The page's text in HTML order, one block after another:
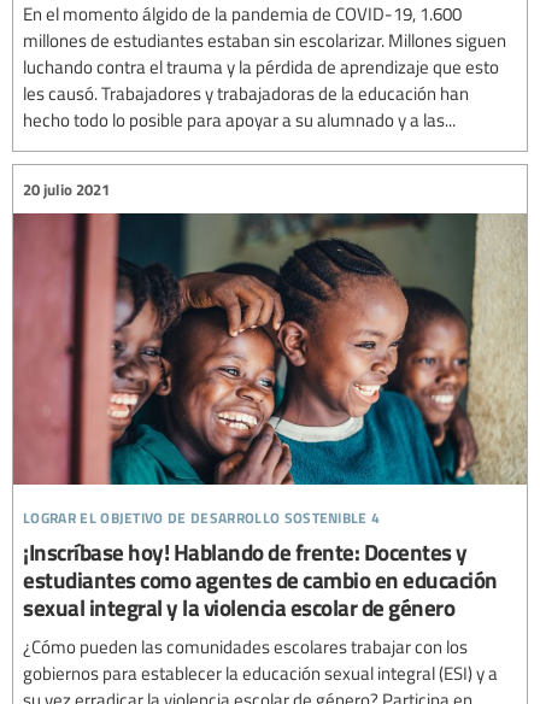
En el momento álgido de la pandemia de COVID-19, 1.600
millones de estudiantes estaban sin escolarizar. Millones siguen
luchando contra el trauma y la pérdida de aprendizaje que esto
les causó. Trabajadores y trabajadoras de la educación han
hecho todo lo posible para apoyar a su alumnado y a las...
lograr el objetivo de desarrollo sostenible 4
20 julio 2021
¡Inscríbase hoy! Hablando de frente: Docentes y
estudiantes como agentes de cambio en educación
sexual integral y la violencia escolar de género
¿Cómo pueden las comunidades escolares trabajar con los
gobiernos para establecer la educación sexual integral (ESI) y a